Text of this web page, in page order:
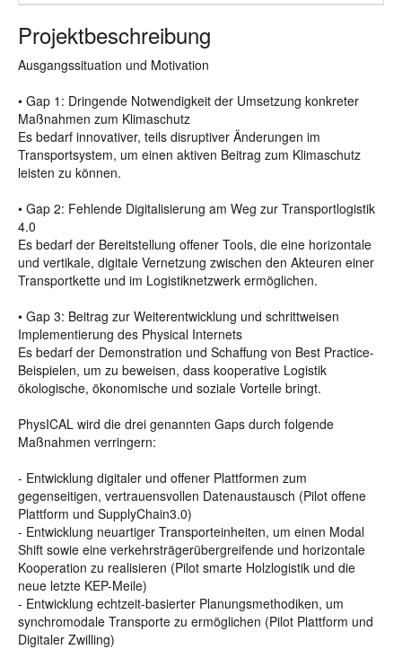
Projektbeschreibung
Ausgangssituation und Motivation
• Gap 1: Dringende Notwendigkeit der Umsetzung konkreter
Maßnahmen zum Klimaschutz
Es bedarf innovativer, teils disruptiver Änderungen im
Transportsystem, um einen aktiven Beitrag zum Klimaschutz
leisten zu können.
• Gap 2: Fehlende Digitalisierung am Weg zur Transportlogistik
4.0
Es bedarf der Bereitstellung offener Tools, die eine horizontale
und vertikale, digitale Vernetzung zwischen den Akteuren einer
Transportkette und im Logistiknetzwerk ermöglichen.
• Gap 3: Beitrag zur Weiterentwicklung und schrittweisen
Implementierung des Physical Internets
Es bedarf der Demonstration und Schaffung von Best Practice-
Beispielen, um zu beweisen, dass kooperative Logistik
ökologische, ökonomische und soziale Vorteile bringt.
PhysICAL wird die drei genannten Gaps durch folgende
Maßnahmen verringern:
- Entwicklung digitaler und offener Plattformen zum
gegenseitigen, vertrauensvollen Datenaustausch (Pilot offene
Plattform und SupplyChain3.0)
- Entwicklung neuartiger Transporteinheiten, um einen Modal
Shift sowie eine verkehrsträgerübergreifende und horizontale
Kooperation zu realisieren (Pilot smarte Holzlogistik und die
neue letzte KEP-Meile)
- Entwicklung echtzeit-basierter Planungsmethodiken, um
synchromodale Transporte zu ermöglichen (Pilot Plattform und
Digitaler Zwilling)